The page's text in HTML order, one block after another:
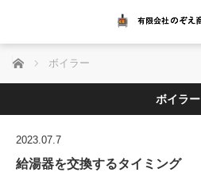
ホーム ボイラー
ボイラー
2023.07.7
給湯器を交換するタイミング